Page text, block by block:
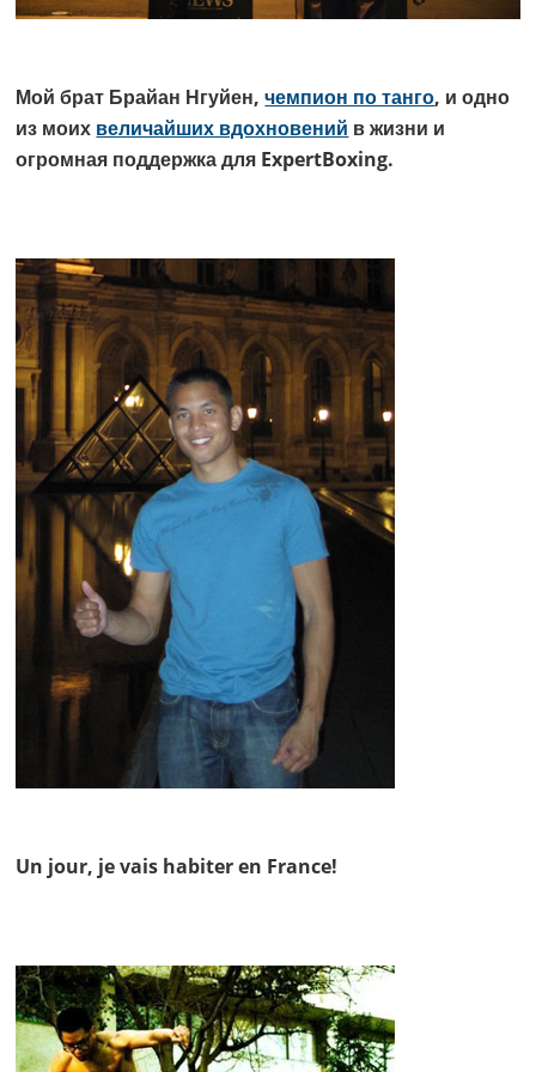
Мой брат Брайан Нгуйен,чемпион по танго, и одно
из моих величайших вдохновений в жизни и
огромная поддержка для ExpertBoxing.
Un jour, je vais habiter en France!